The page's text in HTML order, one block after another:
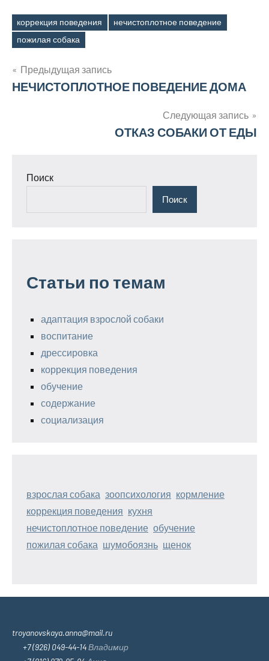
Метки
коррекция поведения
нечистоплотное поведение
пожилая собака
Навигация
по
Предыдущая запись
НЕЧИСТОПЛОТНОЕ ПОВЕДЕНИЕ ДОМА
Следующая запись
ОТКАЗ СОБАКИ ОТ ЕДЫ
Поиск
Поиск
Статьи по темам
адаптация взрослой собаки
воспитание
дрессировка
коррекция поведения
обучение
содержание
социализация
взрослая собака зоопсихология кормление
коррекция поведения кухня
нечистоплотное поведение обучение
пожилая собака шумобоязнь щенок
troyanovskaya.anna@mail.ru
+7 (926) 049-44-14Владимир